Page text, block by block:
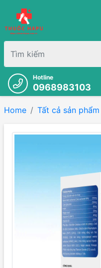
Hotline
0968983103
Home Tất cả sản phẩm